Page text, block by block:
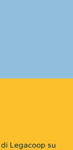
Legacoop su